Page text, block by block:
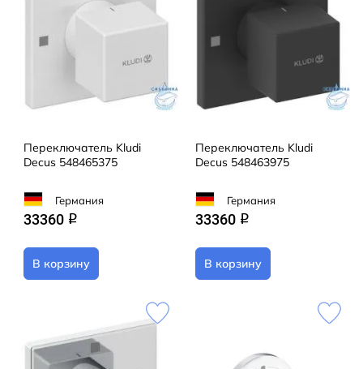
Переключатель Kludi
Decus 548465375
Германия
33360 q
В корзину
Переключатель Kludi
Decus 548463975
Германия
33360 q
В корзину